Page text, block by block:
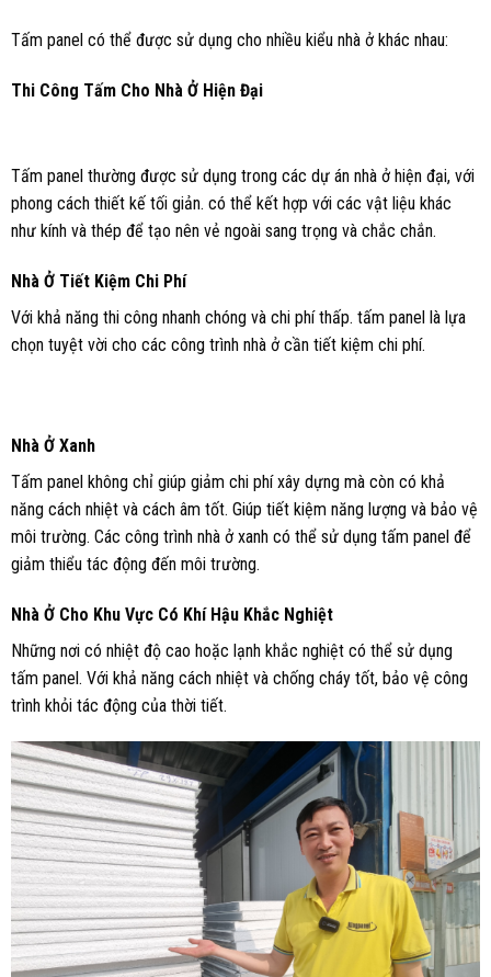
Tấm panel có thể được sử dụng cho nhiều kiểu nhà ở khác nhau:
Thi Công Tấm Cho Nhà Ở Hiện Đại
Tấm panel thường được sử dụng trong các dự án nhà ở hiện đại, với
phong cách thiết kế tối giản. có thể kết hợp với các vật liệu khác
như kính và thép để tạo nên vẻ ngoài sang trọng và chắc chắn.
Nhà Ở Tiết Kiệm Chi Phí
Với khả năng thi công nhanh chóng và chi phí thấp. tấm panel là lựa
chọn tuyệt vời cho các công trình nhà ở cần tiết kiệm chi phí.
Nhà Ở Xanh
Tấm panel không chỉ giúp giảm chi phí xây dựng mà còn có khả
năng cách nhiệt và cách âm tốt. Giúp tiết kiệm năng lượng và bảo vệ
môi trường. Các công trình nhà ở xanh có thể sử dụng tấm panel để
giảm thiểu tác động đến môi trường.
Nhà Ở Cho Khu Vực Có Khí Hậu Khắc Nghiệt
Những nơi có nhiệt độ cao hoặc lạnh khắc nghiệt có thể sử dụng
tấm panel. Với khả năng cách nhiệt và chống cháy tốt, bảo vệ công
trình khỏi tác động của thời tiết.